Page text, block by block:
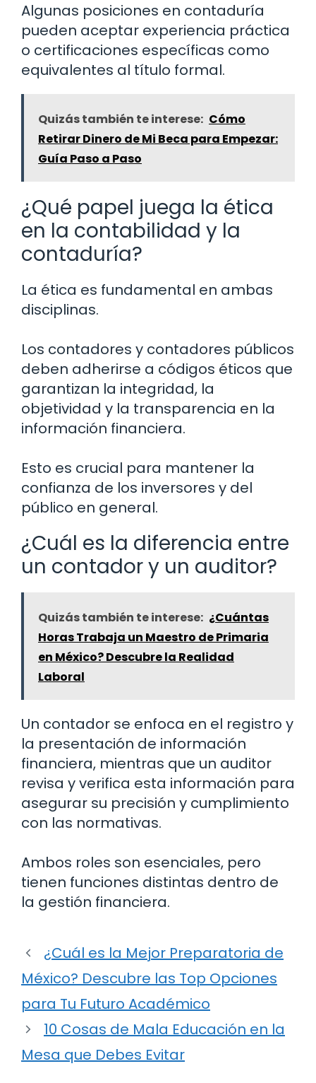
Algunas posiciones en contaduría
pueden aceptar experiencia práctica
o certificaciones específicas como
equivalentes al título formal.
Quizás también te interese: Cómo
Retirar Dinero de Mi Beca para Empezar:
Guía Paso a Paso
¿Qué papel juega la ética
en la contabilidad y la
contaduría?
La ética es fundamental en ambas
disciplinas.
Los contadores y contadores públicos
deben adherirse a códigos éticos que
garantizan la integridad, la
objetividad y la transparencia en la
información financiera.
Esto es crucial para mantener la
confianza de los inversores y del
público en general.
¿Cuál es la diferencia entre
un contador y un auditor?
Quizás también te interese: ¿Cuántas
Horas Trabaja un Maestro de Primaria
en México? Descubre la Realidad
Laboral
Un contador se enfoca en el registro y
la presentación de información
financiera, mientras que un auditor
revisa y verifica esta información para
asegurar su precisión y cumplimiento
con las normativas.
Ambos roles son esenciales, pero
tienen funciones distintas dentro de
la gestión financiera.
¿Cuál es la Mejor Preparatoria de
México? Descubre las Top Opciones
para Tu Futuro Académico
10 Cosas de Mala Educación en la
Mesa que Debes Evitar